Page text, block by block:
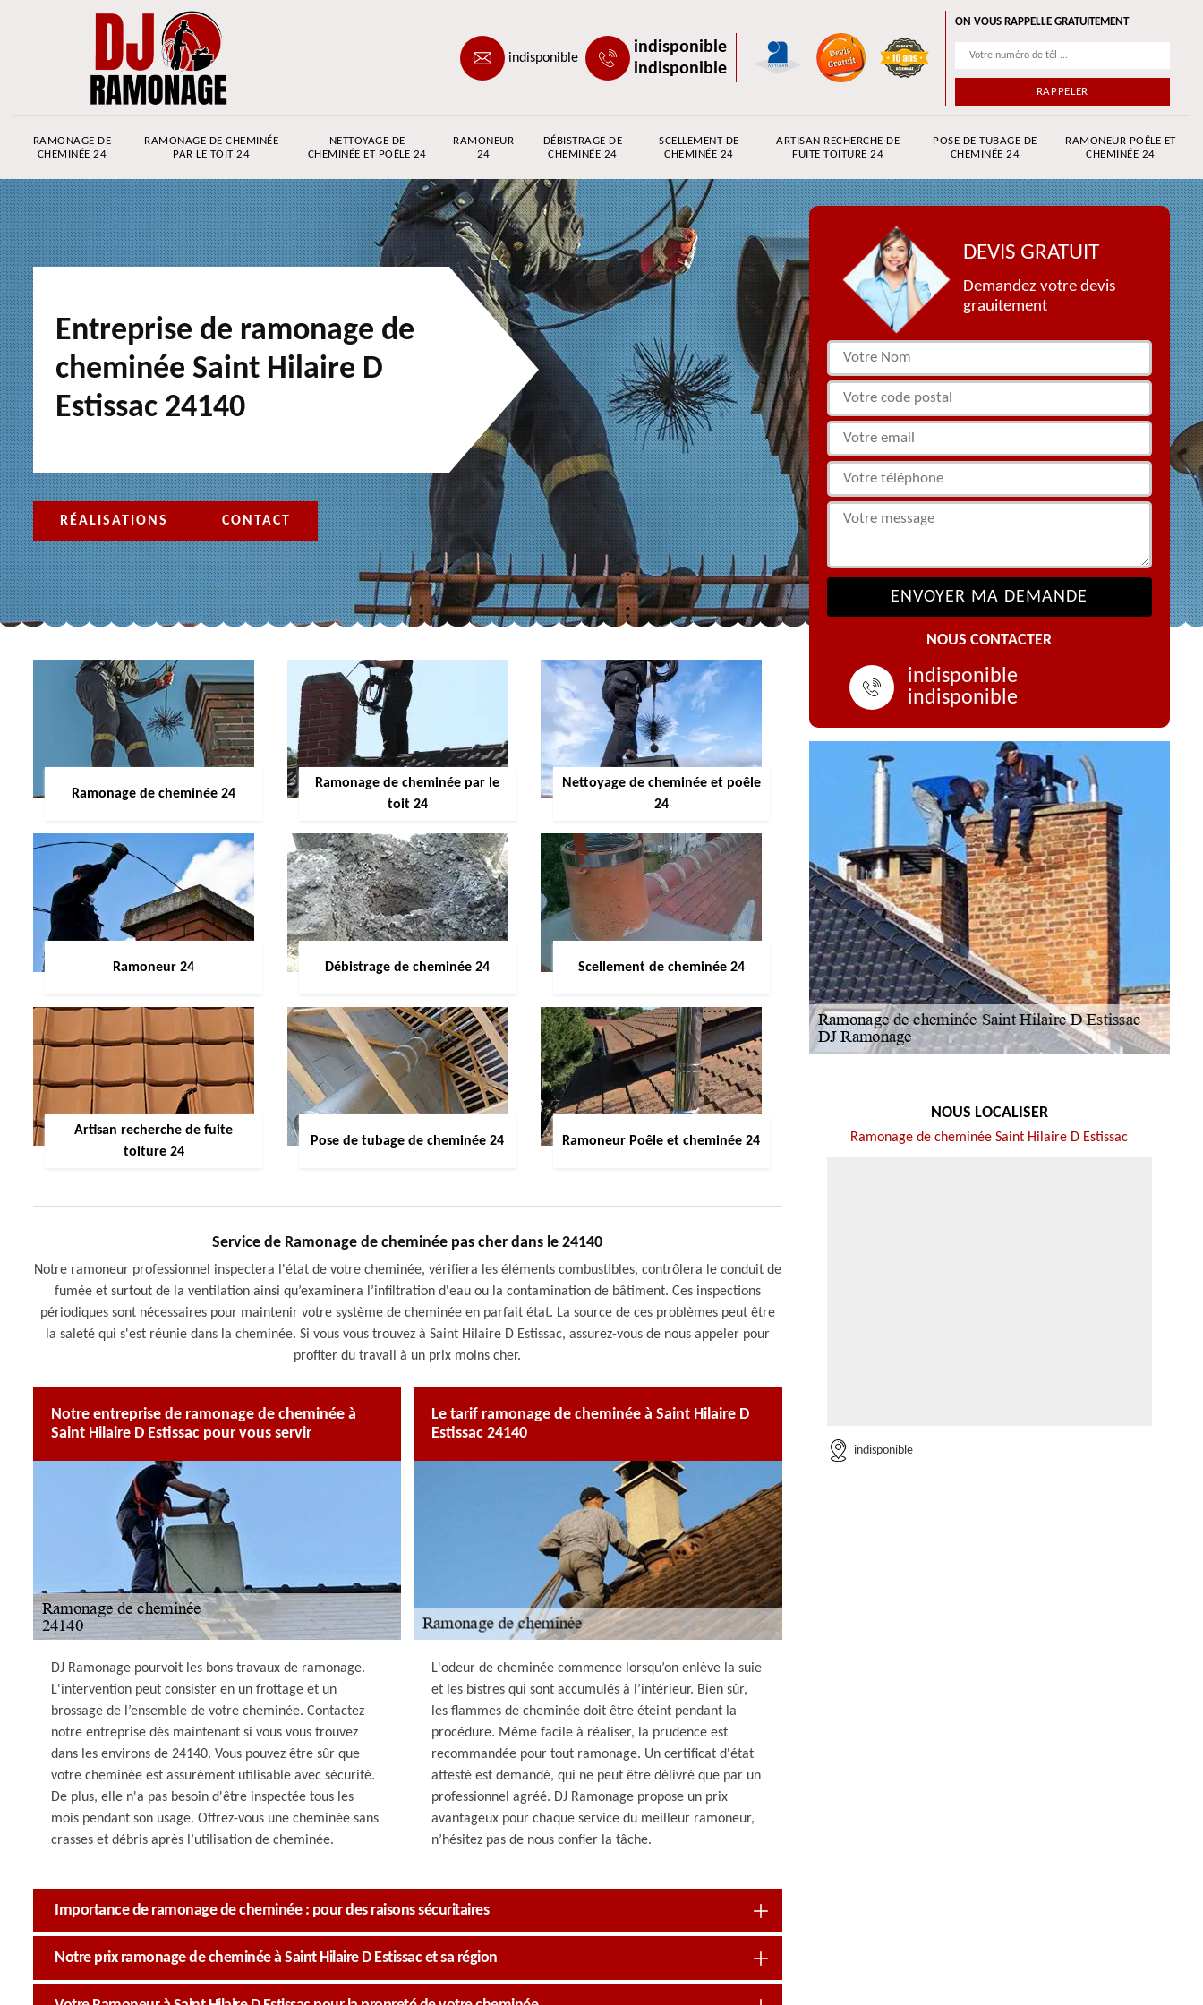
indisponible
indisponible
indisponible
ON VOUS RAPPELLE GRATUITEMENT
RAMONAGE DE
CHEMINÉE 24
RAMONAGE DE CHEMINÉE
PAR LE TOIT 24
NETTOYAGE DE
CHEMINÉE ET POÊLE 24
RAMONEUR
24
DÉBISTRAGE DE
CHEMINÉE 24
SCELLEMENT DE
CHEMINÉE 24
ARTISAN RECHERCHE DE
FUITE TOITURE 24
POSE DE TUBAGE DE
CHEMINÉE 24
RAMONEUR POÊLE ET
CHEMINÉE 24
Entreprise de ramonage de
cheminée Saint Hilaire D
Estissac 24140
RÉALISATIONS CONTACT
Ramonage de cheminée 24
Ramonage de cheminée par le
toit 24
Nettoyage de cheminée et poêle
24
Ramoneur 24 Débistrage de cheminée 24 Scellement de cheminée 24
Artisan recherche de fuite
toiture 24
Pose de tubage de cheminée 24 Ramoneur Poêle et cheminée 24
Service de Ramonage de cheminée pas cher dans le 24140
Notre ramoneur professionnel inspectera l'état de votre cheminée, vérifiera les éléments combustibles, contrôlera le conduit de
fumée et surtout de la ventilation ainsi qu’examinera l’infiltration d'eau ou la contamination de bâtiment. Ces inspections
périodiques sont nécessaires pour maintenir votre système de cheminée en parfait état. La source de ces problèmes peut être
la saleté qui s'est réunie dans la cheminée. Si vous vous trouvez à Saint Hilaire D Estissac, assurez-vous de nous appeler pour
profiter du travail à un prix moins cher.
Notre entreprise de ramonage de cheminée à
Saint Hilaire D Estissac pour vous servir
DJ Ramonage pourvoit les bons travaux de ramonage.
L'intervention peut consister en un frottage et un
brossage de l’ensemble de votre cheminée. Contactez
notre entreprise dès maintenant si vous vous trouvez
dans les environs de 24140. Vous pouvez être sûr que
votre cheminée est assurément utilisable avec sécurité.
De plus, elle n'a pas besoin d'être inspectée tous les
mois pendant son usage. Offrez-vous une cheminée sans
crasses et débris après l’utilisation de cheminée.
Le tarif ramonage de cheminée à Saint Hilaire D
Estissac 24140
L'odeur de cheminée commence lorsqu’on enlève la suie
et les bistres qui sont accumulés à l’intérieur. Bien sûr,
les flammes de cheminée doit être éteint pendant la
procédure. Même facile à réaliser, la prudence est
recommandée pour tout ramonage. Un certificat d'état
attesté est demandé, qui ne peut être délivré que par un
professionnel agréé. DJ Ramonage propose un prix
avantageux pour chaque service du meilleur ramoneur,
n’hésitez pas de nous confier la tâche.
Importance de ramonage de cheminée : pour des raisons sécuritaires
Notre prix ramonage de cheminée à Saint Hilaire D Estissac et sa région
DEVIS GRATUIT
Demandez votre devis
grauitement
NOUS CONTACTER
indisponible
indisponible
NOUS LOCALISER
Ramonage de cheminée Saint Hilaire D Estissac
indisponible